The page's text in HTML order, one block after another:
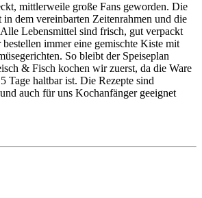
mittlerweile große Fans geworden. Die
dem vereinbarten Zeitenrahmen und die
Lebensmittel sind frisch, gut verpackt
immer eine gemischte Kiste mit
So bleibt der Speiseplan
& Fisch kochen wir zuerst, da die Ware
Tage haltbar ist. Die Rezepte sind
auch für uns Kochanfänger geeignet